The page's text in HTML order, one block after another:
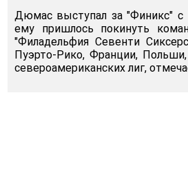
Дюмас выступал за "Финикс" с
ему пришлось покинуть
"Филадельфия Севенти
Пуэрто-Рико, Франции,
североамериканских лиг,